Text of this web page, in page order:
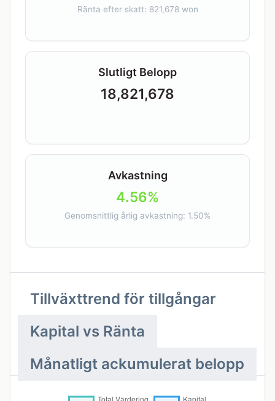
Ränta efter skatt: 821,678 won
Slutligt Belopp
18,821,678
Avkastning
4.56%
Genomsnittlig årlig avkastning: 1.50%
Tillväxttrend för tillgångar
Kapital vs Ränta
Månatligt ackumulerat belopp